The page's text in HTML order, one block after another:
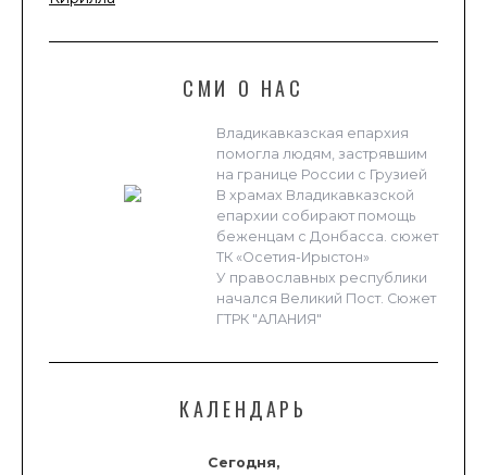
СМИ О НАС
Владикавказская епархия
помогла людям, застрявшим
на границе России с Грузией
В храмах Владикавказской
епархии собирают помощь
беженцам с Донбасса. сюжет
ТК «Осетия-Ирыстон»
У православных республики
начался Великий Пост. Сюжет
ГТРК "АЛАНИЯ"
КАЛЕНДАРЬ
Сегодня,